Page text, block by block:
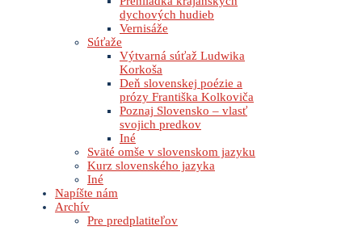
dychových hudieb
Vernisáže
Súťaže
Výtvarná súťaž Ludwika
Korkoša
Deň slovenskej poézie a
prózy Františka Kolkoviča
Poznaj Slovensko – vlasť
svojich predkov
Iné
Sväté omše v slovenskom jazyku
Kurz slovenského jazyka
Iné
Napíšte nám
Archív
Pre predplatiteľov